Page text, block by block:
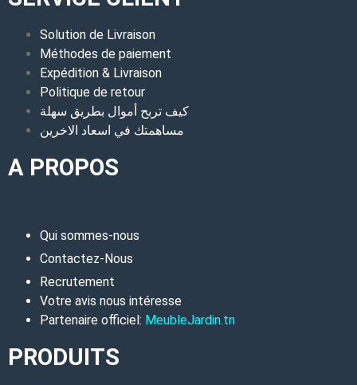
Solution de Livraison
Méthodes de paiement
Expédition & Livraison
Politique de retour
كيف تربح أموال بطريق سهلة
مساهمتك في اسعاد الاخرين
A PROPOS
Qui sommes-nous
Contactez-Nous
Recrutement
Votre avis nous intéresse
Partenaire officiel: MeubleJardin.tn
PRODUITS